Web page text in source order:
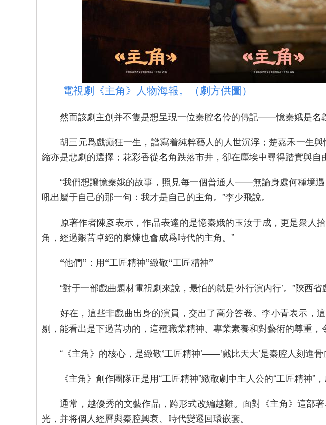
電視劇《主角》人物海報。（劇方供圖）
然而該劇主創并不隻是想呈現一位秦腔名伶的傳記——憶秦娥是名義
胡三元爲戲癫狂一生，譜寫着純粹藝人的人世沉浮；楚嘉禾一生與
縮亦是悲劇的選擇；花彩香從名角跌落市井，卻在塵埃中尋得踏實與
“我們想讓憶秦娥的故事，照見每一個普通人——無論身處何種境遇
吼出屬于自己的那一句：我才是自己的主角。”李少飛說。
原著作者陳彥表示，作品表達的是憶秦娥的玉汝于成，更是衆人
角，經過艱苦卓絕的磨煉也會成爲時代的主角。”
“他們”：用“工匠精神”緻敬“工匠精神”
“對于一部戲曲題材電視劇來說，最怕的就是‘外行演内行’。”陝西
好在，這些非戲曲出身的演員，交出了高分答卷。李小青表示，這
剔，能看出是下過苦功的，這種職業精神、專業素養和對藝術的尊重，
“《主角》的核心，是緻敬‘工匠精神’——‘戲比天大’是秦腔人刻進骨
《主角》創作團隊正是用“工匠精神”緻敬劇中主人公的“工匠精神”，
通常，越優秀的文藝作品，跨形式改編越難。面對《主角》這部著
光，并将個人經曆與秦腔興衰、時代變遷回環嵌套。